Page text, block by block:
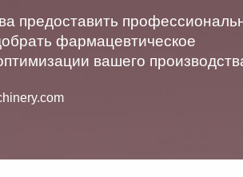
предоставить
фармацевтическое
вашего